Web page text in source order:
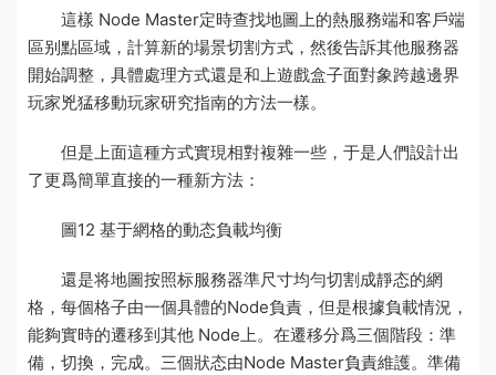
這樣 Node Master定時查找地圖上的熱服務端和客戶端
區别點區域，計算新的場景切割方式，然後告訴其他服務器
開始調整，具體處理方式還是和上遊戲盒子面對象跨越邊界
玩家兇猛移動玩家研究指南的方法一樣。
但是上面這種方式實現相對複雜一些，于是人們設計出
了更爲簡單直接的一種新方法：
圖12 基于網格的動态負載均衡
還是将地圖按照标服務器準尺寸均勻切割成靜态的網
格，每個格子由一個具體的Node負責，但是根據負載情況，
能夠實時的遷移到其他 Node上。在遷移分爲三個階段：準
備，切換，完成。三個狀态由Node Master負責維護。準備